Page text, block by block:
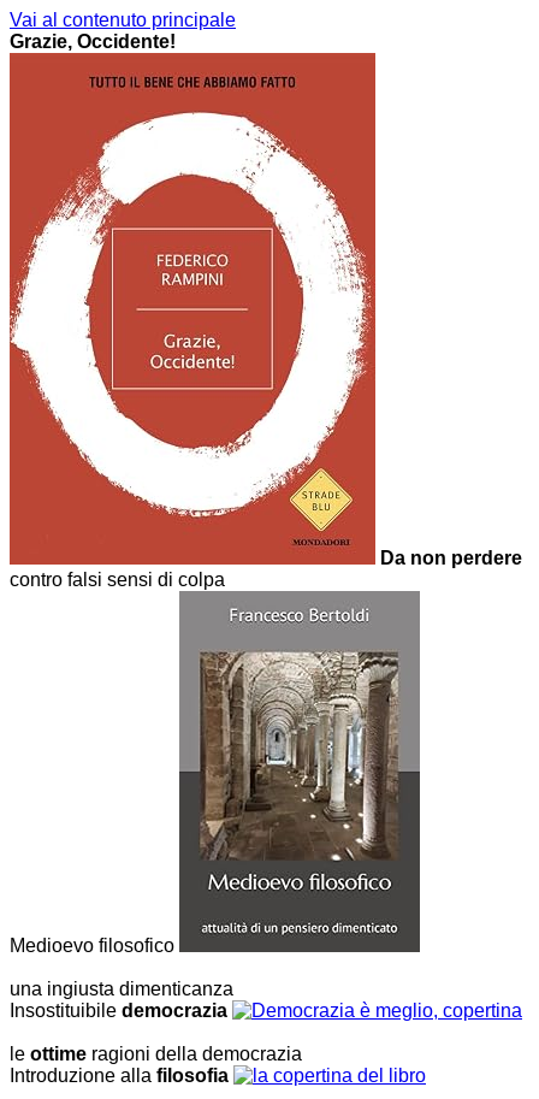
Vai al contenuto principale
Grazie, Occidente!
Da non perdere
contro falsi sensi di colpa
Medioevo filosofico
una ingiusta dimenticanza
Insostituibile democrazia
le ottime ragioni della democrazia
Introduzione alla filosofia